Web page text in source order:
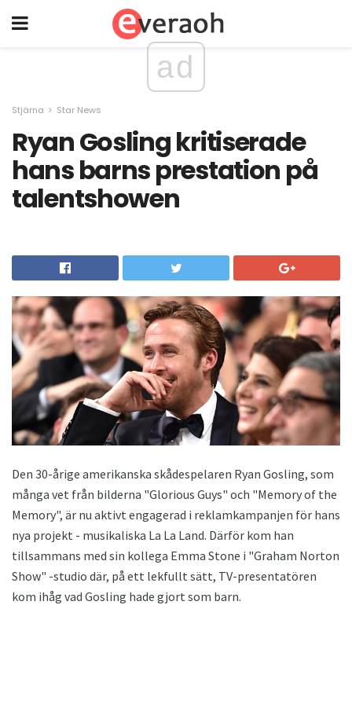
ad
Stjärna Star News
Ryan Gosling kritiserade
hans barns prestation på
talentshowen
Den 30-årige amerikanska skådespelaren Ryan Gosling, som
många vet från bilderna "Glorious Guys" och "Memory of the
Memory", är nu aktivt engagerad i reklamkampanjen för hans
nya projekt - musikaliska La La Land. Därför kom han
tillsammans med sin kollega Emma Stone i "Graham Norton
Show" -studio där, på ett lekfullt sätt, TV-presentatören
kom ihåg vad Gosling hade gjort som barn.